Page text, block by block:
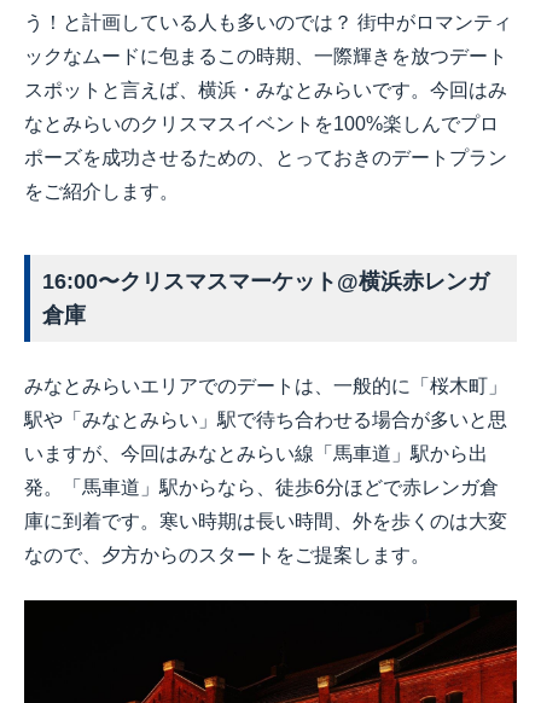
う！と計画している人も多いのでは？ 街中がロマンティ
ックなムードに包まるこの時期、一際輝きを放つデート
スポットと言えば、横浜・みなとみらいです。今回はみ
なとみらいのクリスマスイベントを100%楽しんでプロ
ポーズを成功させるための、とっておきのデートプラン
をご紹介します。
16:00〜クリスマスマーケット@横浜赤レンガ
倉庫
みなとみらいエリアでのデートは、一般的に「桜木町」
駅や「みなとみらい」駅で待ち合わせる場合が多いと思
いますが、今回はみなとみらい線「馬車道」駅から出
発。「馬車道」駅からなら、徒歩6分ほどで赤レンガ倉
庫に到着です。寒い時期は長い時間、外を歩くのは大変
なので、夕方からのスタートをご提案します。